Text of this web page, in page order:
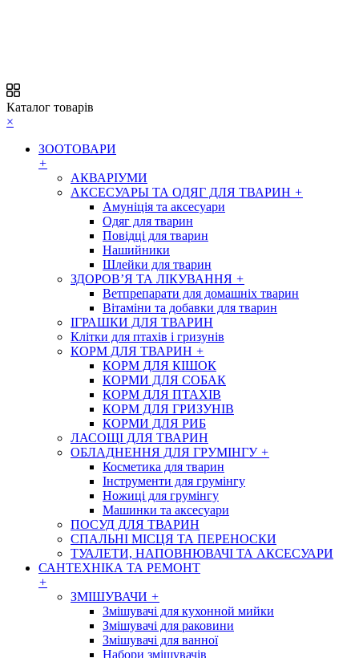
Каталог товарів
×
ЗООТОВАРИ
+
АКВАРІУМИ
АКСЕСУАРЫ ТА ОДЯГ ДЛЯ ТВАРИН +
Амуніція та аксесуари
Одяг для тварин
Повідці для тварин
Нашийники
Шлейки для тварин
ЗДОРОВ’Я ТА ЛІКУВАННЯ +
Ветпрепарати для домашніх тварин
Вітаміни та добавки для тварин
ІГРАШКИ ДЛЯ ТВАРИН
Клітки для птахів і гризунів
КОРМ ДЛЯ ТВАРИН +
КОРМ ДЛЯ КІШОК
КОРМИ ДЛЯ СОБАК
КОРМ ДЛЯ ПТАХІВ
КОРМ ДЛЯ ГРИЗУНІВ
КОРМИ ДЛЯ РИБ
ЛАСОЩІ ДЛЯ ТВАРИН
ОБЛАДНЕННЯ ДЛЯ ГРУМІНГУ +
Косметика для тварин
Інструменти для грумінгу
Ножиці для грумінгу
Машинки та аксесуари
ПОСУД ДЛЯ ТВАРИН
СПАЛЬНІ МІСЦЯ ТА ПЕРЕНОСКИ
ТУАЛЕТИ, НАПОВНЮВАЧІ ТА АКСЕСУАРИ
САНТЕХНІКА ТА РЕМОНТ
+
ЗМІШУВАЧИ +
Змішувачі для кухонной мийки
Змішувачі для раковини
Змішувачі для ванної
Набори змішувачів